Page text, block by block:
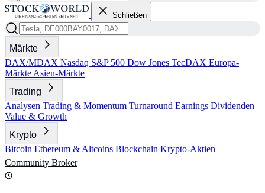
Schließen
Märkte
DAX/MDAX Nasdaq S&P 500 Dow Jones TecDAX Europa-
Märkte Asien-Märkte
Trading
Analysen Trading & Momentum Turnaround Earnings Dividenden
Value & Growth
Krypto
Bitcoin Ethereum & Altcoins Blockchain Krypto-Aktien
Community Broker